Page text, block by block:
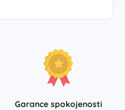
Garance spokojenosti